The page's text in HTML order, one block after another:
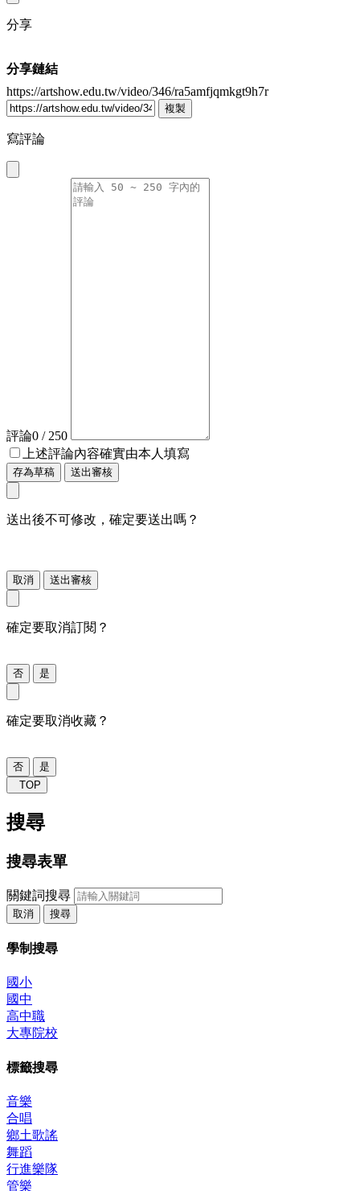
分享
分享鏈結
https://artshow.edu.tw/video/346/ra5amfjqmkgt9h7r
複製
寫評論
評論0 / 250
上述評論內容確實由本人填寫
存為草稿 送出審核
送出後不可修改，確定要送出嗎？
取消 送出審核
確定要取消訂閱？
否 是
確定要取消收藏？
否
是
TOP
搜尋
搜尋表單
關鍵詞搜尋
取消 搜尋
學制搜尋
國小
國中
高中職
大專院校
標籤搜尋
音樂
合唱
鄉土歌謠
舞蹈
行進樂隊
管樂